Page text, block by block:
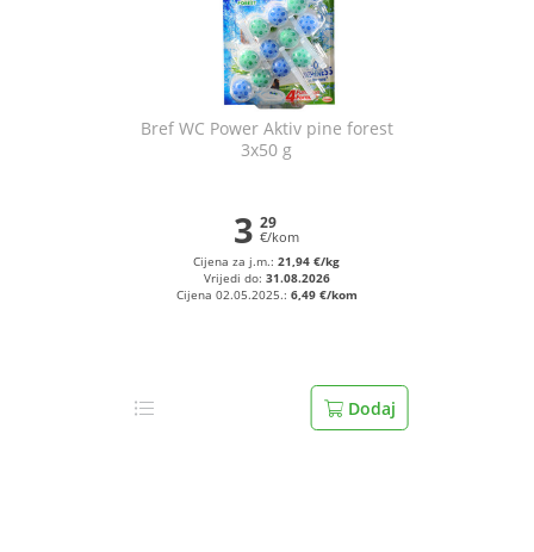
Bref WC Power Aktiv pine forest
3x50 g
3 29
€/kom
Cijena za j.m.:21,94 €/kg
Vrijedi do: 31.08.2026
Cijena 02.05.2025.: 6,49 €/kom
Dodaj